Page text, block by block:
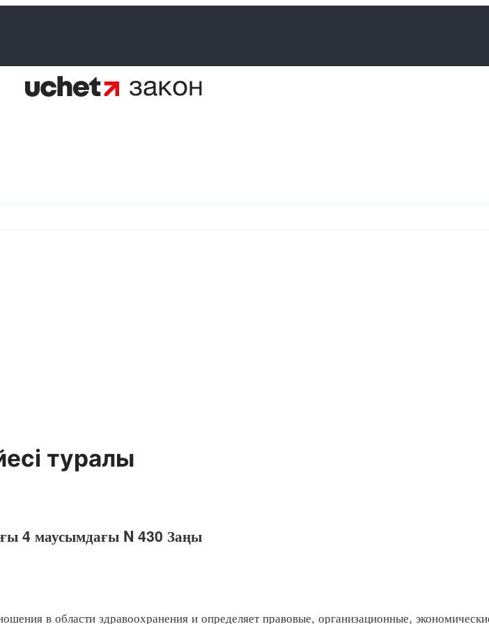
туралы
4 маусымдағы N 430 Заңы
в области здравоохранения и определяет правовые, организационные,